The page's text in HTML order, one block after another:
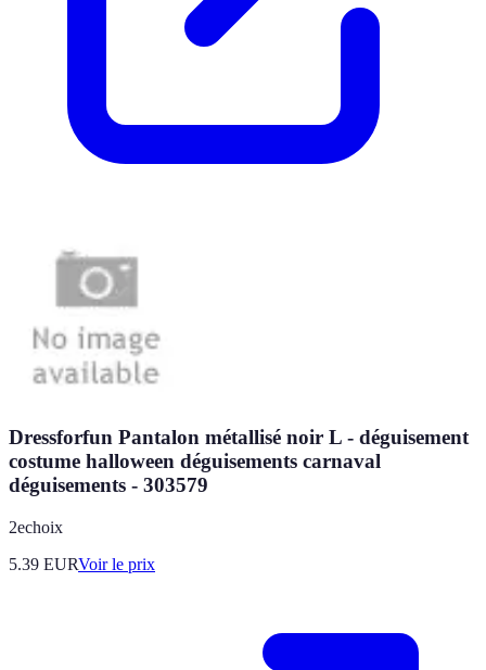
Dressforfun Pantalon métallisé noir L - déguisement
costume halloween déguisements carnaval
déguisements - 303579
2echoix
5.39 EURVoir le prix